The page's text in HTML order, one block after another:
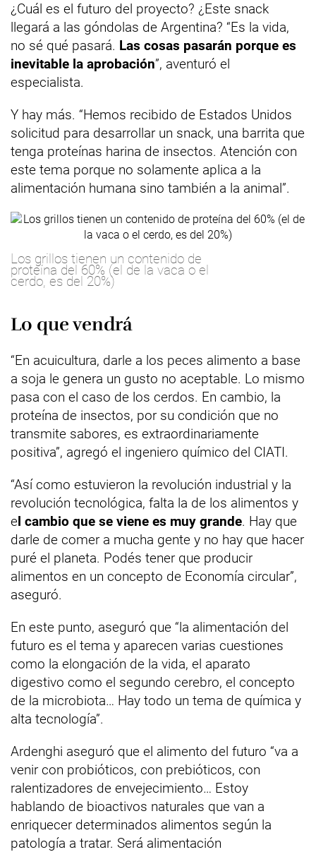
¿Cuál es el futuro del proyecto? ¿Este snack
llegará a las góndolas de Argentina? “Es la vida,
no sé qué pasará. Las cosas pasarán porque es
inevitable la aprobación”, aventuró el
especialista.
Y hay más. “Hemos recibido de Estados Unidos
solicitud para desarrollar un snack, una barrita que
tenga proteínas harina de insectos. Atención con
este tema porque no solamente aplica a la
alimentación humana sino también a la animal”.
Los grillos tienen un contenido de
proteína del 60% (el de la vaca o el
cerdo, es del 20%)
Lo que vendrá
“En acuicultura, darle a los peces alimento a base
a soja le genera un gusto no aceptable. Lo mismo
pasa con el caso de los cerdos. En cambio, la
proteína de insectos, por su condición que no
transmite sabores, es extraordinariamente
positiva”, agregó el ingeniero químico del CIATI.
“Así como estuvieron la revolución industrial y la
revolución tecnológica, falta la de los alimentos y
el cambio que se viene es muy grande. Hay que
darle de comer a mucha gente y no hay que hacer
puré el planeta. Podés tener que producir
alimentos en un concepto de Economía circular”,
aseguró.
En este punto, aseguró que “la alimentación del
futuro es el tema y aparecen varias cuestiones
como la elongación de la vida, el aparato
digestivo como el segundo cerebro, el concepto
de la microbiota… Hay todo un tema de química y
alta tecnología”.
Ardenghi aseguró que el alimento del futuro “va a
venir con probióticos, con prebióticos, con
ralentizadores de envejecimiento… Estoy
hablando de bioactivos naturales que van a
enriquecer determinados alimentos según la
patología a tratar. Será alimentación